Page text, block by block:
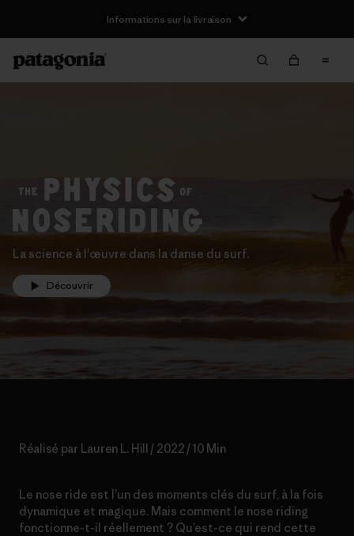
Informations sur la livraison
La science à l'œuvre dans la danse du surf.
Découvrir
Réalisé par Lauren L. Hill / 2022 / 10 Min
Le nose ride est l’un des moments clés du surf, à la fois
dynamique et magique. Mais comment le nose riding
fonctionne-t-il réellement ? Qu’est-ce qui rend cette